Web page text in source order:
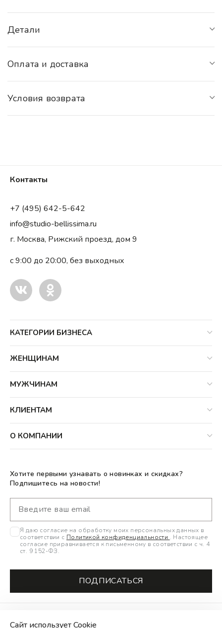
Детали
Оплата и доставка
Условия возврата
Контакты
+7 (495) 642-5-642
info@studio-bellissima.ru
г. Москва, Рижский проезд, дом 9
с 9:00 до 20:00, без выходных
КАТЕГОРИИ БИЗНЕСА
ЖЕНЩИНАМ
МУЖЧИНАМ
КЛИЕНТАМ
О КОМПАНИИ
Хотите первыми узнавать о новинках и скидках?
Подпишитесь на новости!
Я даю согласие на обработку моих персональных данных в
соответствии с Политикой конфиденциальности . Настоящее
согласие приравнивается к письменному в соответствии с ч. 4
ст. 9 152-ФЗ.
ПОДПИСАТЬСЯ
Сайт использует Cookie